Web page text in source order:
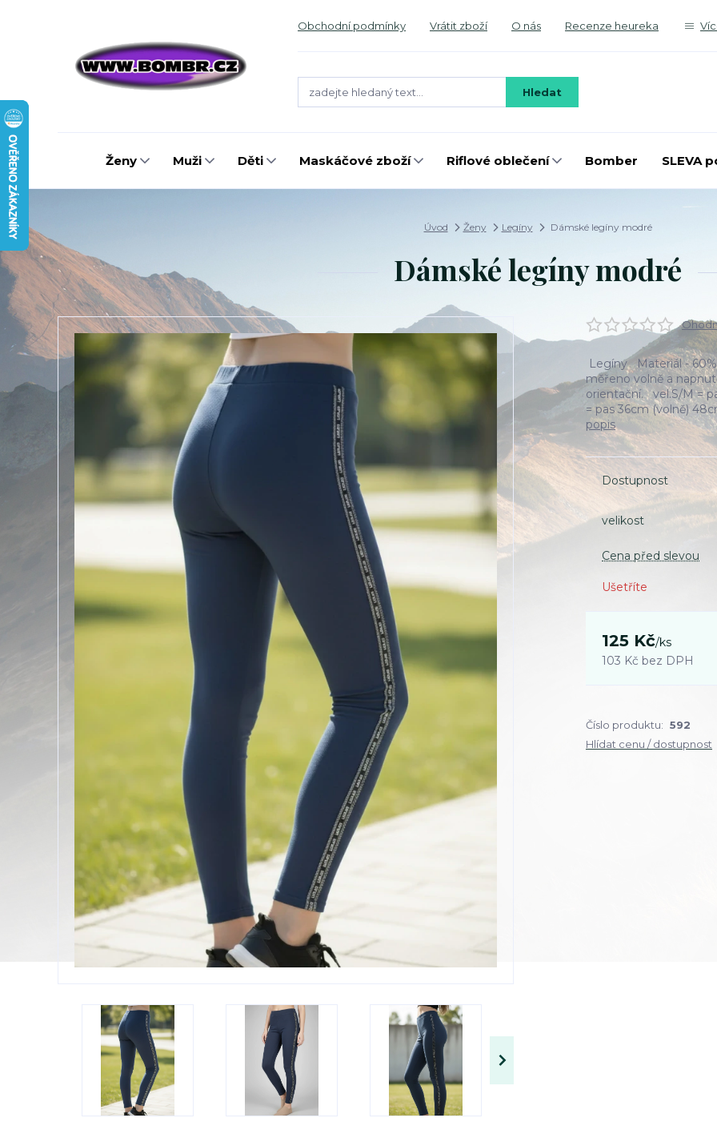
Obchodní podmínky Vrátit zboží O nás Recenze heureka
Hledat
Ženy Muži Děti Maskáčové zboží Riflové oblečení Bomber SLEVA
Úvod Ženy Legíny Dámské legíny modré
Dámské legíny modré
Legíny Materiál - 60%
měřeno volně a
orientační. vel.S/M =
= pas 36cm (volně)
popis
Dostupnost
velikost
Cena před slevou
Ušetříte
125 Kč/ks
103 Kč bez DPH
Číslo produktu: 592
Hlídat cenu / dostupnost